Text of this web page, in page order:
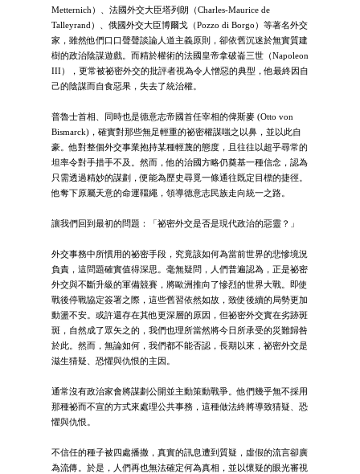
Metternich）、法國外交大臣塔列朗（Charles-Maurice de
Talleyrand）、俄國外交大臣博爾戈（Pozzo di Borgo）等著名外交
家，雖然他們口口聲聲談論人道主義原則，卻依舊沉迷於無實質建
樹的政治陰謀遊戲。而精於權術的法國皇帝拿破崙三世（Napoleon
III），更常被祕密外交的批評者視為令人憎惡的典型，他最終因自
己的陰謀而自食惡果，失去了統治權。
普魯士首相、同時也是德意志帝國首任宰相的俾斯麥 (Otto von
Bismarck)，確實對那些無足輕重的祕密權謀嗤之以鼻，並以此自
豪。他對整個外交事業抱持某種輕蔑的態度，且往往以超乎尋常的
坦率令對手措手不及。然而，他的治國方略仍奠基一種信念，認為
只需透過精妙的謀劃，便能為歷史尋覓一條通往既定目標的捷徑。
他奪下原屬天意的命運韁繩，領導德意志民族走向統一之路。
讓我們回到最初的問題：「祕密外交是否是現代政治的惡靈？」
外交事務中所慣用的祕密手段，究竟該如何為當前世界的悲慘境況
負責，這問題確實值得深思。毫無疑問，人們普遍認為，正是祕密
外交與不斷升級的軍備競賽，將歐洲推向了慘烈的世界大戰。即使
戰後停戰協定簽署之際，這些舊習依然如故，致使後續的局勢更加
動盪不安。或許還存在其他更深層的原因，但祕密外交實在劣跡斑
斑，自然成了眾矢之的，我們也理所當然將今日所承受的災難歸咎
於此。然而，無論如何，我們都不能否認，長期以來，祕密外交是
滋生猜疑、恐懼與仇恨的主因。
通常沒有政治家會將謀劃公開並主動策動戰爭。他們幾乎無不採用
那種祕而不宣的方式來處理公共事務，這種做法終將導致猜疑、恐
懼與仇恨。
不信任的種子被四處播撒，真實的訊息遭到質疑，虛假的流言卻廣
為流傳。於是，人們再也無法確定何為真相，並以懷疑的眼光審視